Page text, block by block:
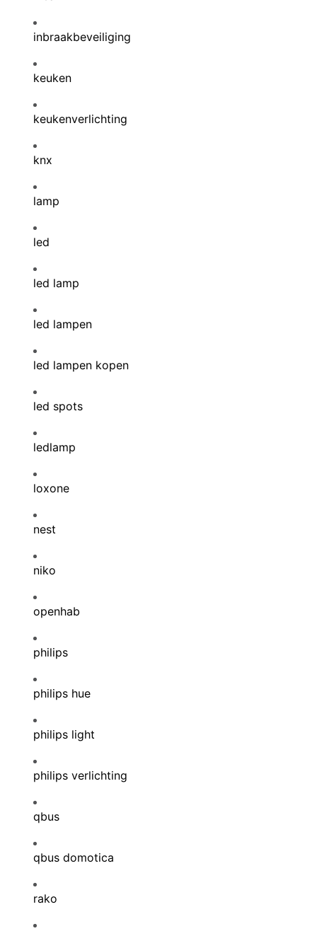
inbraakbeveiliging
keuken
keukenverlichting
knx
lamp
led
led lamp
led lampen
led lampen kopen
led spots
ledlamp
loxone
nest
niko
openhab
philips
philips hue
philips light
philips verlichting
qbus
qbus domotica
rako